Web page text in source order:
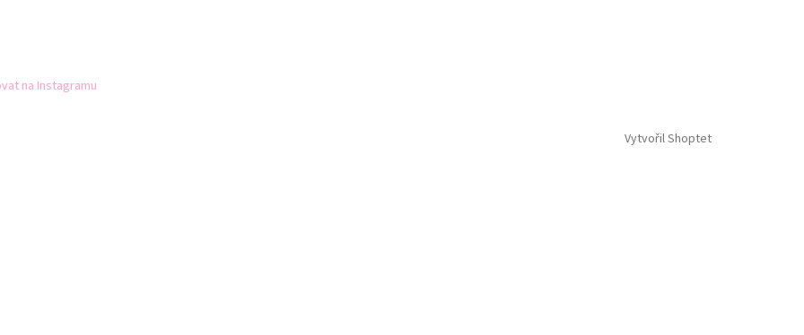
na Instagramu
Vytvořil Shoptet